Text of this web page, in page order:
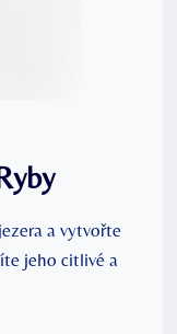
a vytvořte
jeho citlivé a